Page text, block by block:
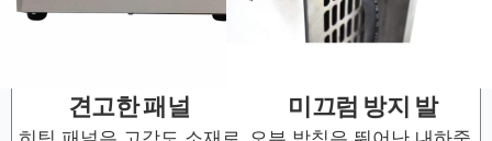
견고한 패널 미끄럼 방지 발